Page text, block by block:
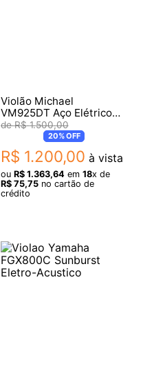
Violão Michael
VM925DT Aço Elétrico
Vintage Sunburst
R$ 1.500,00
20%OFF
R$ 1.200,00 à vista
ou R$ 1.363,64em 18x de
R$ 75,75no cartão de
crédito